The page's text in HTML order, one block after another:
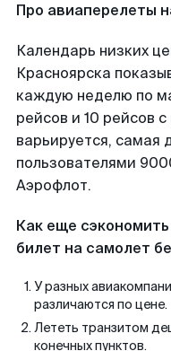
Про авиаперелеты
Календарь низких
Красноярска
каждую неделю по
рейсов и 10 рейсов
варьируется, самая
пользователями
Аэрофлот.
Как еще
билет на самолет
У разных
различаются по цене.
Лететь транзитом
конечных пунктов.